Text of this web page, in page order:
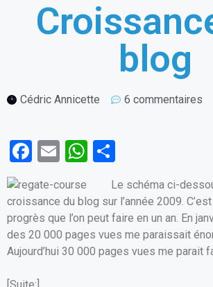
blog
Cédric Annicette 6 commentaires
F
ce
b
o
o
E
ail
W
at
s
A
p
ta
g
er
Le schéma ci-
croissance du blog sur l’année 2009.
progrès que l’on peut faire en un an. En
des 20 000 pages vues me paraissait
Aujourd’hui 30 000 pages vues me parait